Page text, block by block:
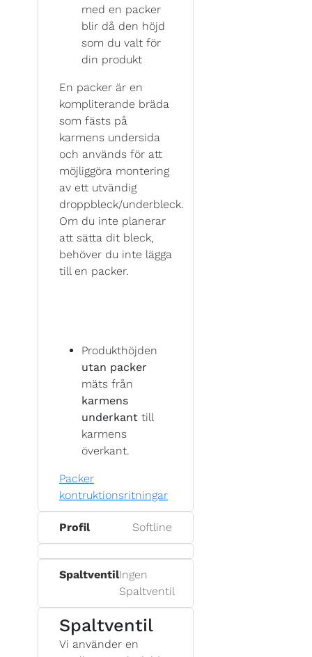
med en packer
blir då den höjd
som du valt för
din produkt
En packer är en
kompliterande bräda
som fästs på
karmens undersida
och används för att
möjliggöra montering
av ett utvändig
droppbleck/underbleck.
Om du inte planerar
att sätta dit bleck,
behöver du inte lägga
till en packer.
Produkthöjden
utan packer
mäts från
karmens
underkant till
karmens
överkant.
Packer
kontruktionsritningar
Profil Softline
SpaltventilIngen
Spaltventil
Spaltventil
Vi använder en